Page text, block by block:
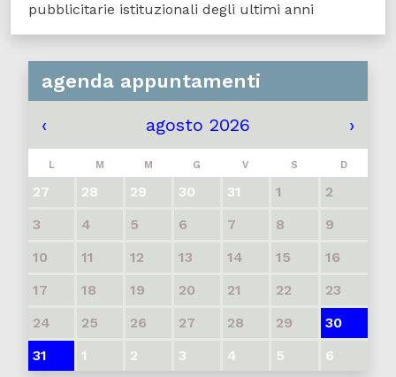
pubblicitarie istituzionali degli ultimi anni
agenda appuntamenti
‹ agosto 2026 ›
L M M G V S D
27 28 29 30 31 1
2
3
4 5 6 7 8
9
10
11 12 13 14 15
16
17
18 19 20 21 22
23
24
25 26 27 28 29
30
31
1 2 3 4 5 6